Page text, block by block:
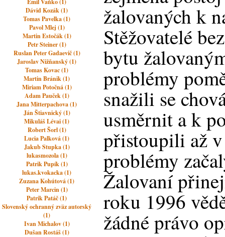
Emil Vaňko (1)
Dávid Kozák (1)
Tomas Pavelka (1)
Pavol Mlej (1)
Martin Estočák (1)
Petr Steiner (1)
Ruslan Peter Gadaevič (1)
Jaroslav Nižňanský (1)
Tomas Kovac (1)
Martin Bránik (1)
Miriam Potočná (1)
Adam Pauček (1)
Jana Mitterpachova (1)
Ján Štiavnický (1)
Mikuláš Lévai (1)
Robert Šorl (1)
Lucia Palková (1)
Jakub Stupka (1)
lukasmozola (1)
Patrik Pupík (1)
lukas.kvokacka (1)
Zuzana Kohútová (1)
Peter Marcin (1)
Patrik Patáč (1)
Slovenský ochranný zväz autorský
(1)
Ivan Michalov (1)
Dušan Rostáš (1)
žalovaných k
Stěžovatelé
bytu
problémy
snažili se
usměrnit a k
přistoupili až
problémy
Žalovaní
roku 1996
žádné právo